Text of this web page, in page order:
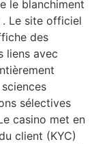
le blanchiment
Le site officiel
des
liens avec
sélectives
casino met en
client (KYC)